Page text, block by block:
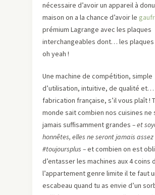
nécessaire d’avoir un appareil à
maison on a la chance d’avoir le
prémium Lagrange avec les plaques
interchangeables dont… les plaques
oh yeah !
Une machine de compétition, simple
d’utilisation, intuitive, de qualité et…
fabrication française, s’il vous plaît !
monde sait combien nos cuisines ne
jamais suffisamment grandes – et
honnêtes, elles ne seront jamais
#toujoursplus –et combien on est
d’entasser les machines aux 4 coins
l’appartement genre limite il te faut
escabeau quand tu as envie d’un